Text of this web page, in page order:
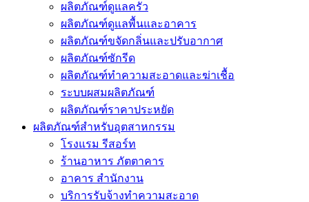
ผลิตภัณฑ์ดูแลครัว
ผลิตภัณฑ์ดูแลพื้นและอาคาร
ผลิตภัณฑ์ขจัดกลิ่นและปรับอากาศ
ผลิตภัณฑ์ซักรีด
ผลิตภัณฑ์ทำความสะอาดและฆ่าเชื้อ
ระบบผสมผลิตภัณฑ์
ผลิตภัณฑ์ราคาประหยัด
ผลิตภัณฑ์สำหรับอุตสาหกรรม
โรงแรม รีสอร์ท
ร้านอาหาร ภัตตาคาร
อาคาร สำนักงาน
บริการรับจ้างทำความสะอาด